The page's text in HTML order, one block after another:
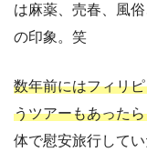
は麻薬、売春、風
の印象。笑
数年前にはフィリ
うツアーもあった
体で慰安旅行してい